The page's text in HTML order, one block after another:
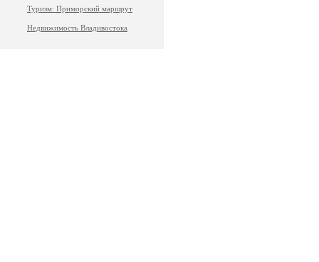
Туризм: Приморский маршрут
Недвижимость Владивостока